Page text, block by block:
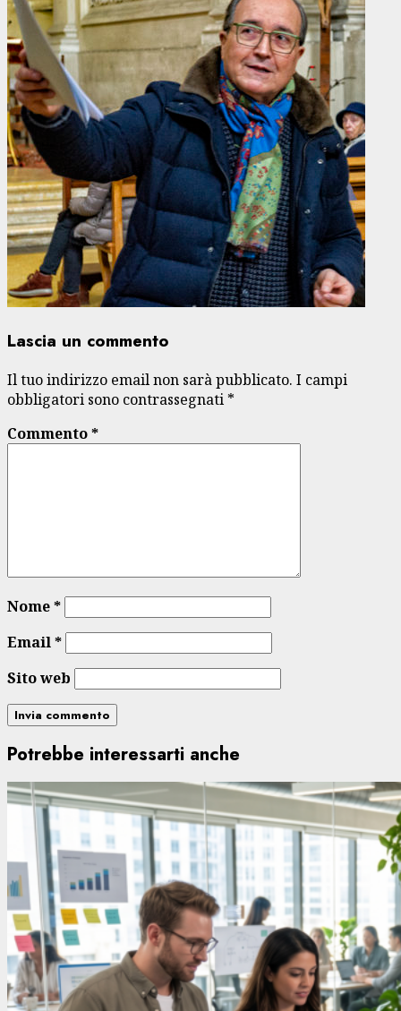
Lascia un commento
Il tuo indirizzo email non sarà pubblicato. I campi
obbligatori sono contrassegnati *
Commento*
Nome*
Email*
Sito web
Potrebbe interessarti anche